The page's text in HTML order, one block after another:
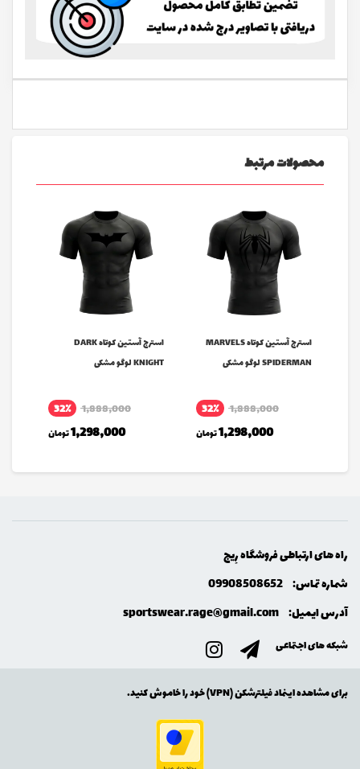
محصولات مرتبط
استرج آستین کوتاه MARVELS
SPIDERMAN لوگو مشکی
1,888,000 32٪
1,298,000تومان
استرج آستین کوتاه DARK
KNIGHT لوگو مشکی
1,888,000 32٪
1,298,000تومان
راه های ارتباطی فروشگاه رِيج
شماره تماس: 09908508652
آدرس ایمیل: sportswear.rage@gmail.com
شبکه های اجتماعی
برای مشاهده اینماد فیلترشکن (VPN) خود را خاموش کنید.